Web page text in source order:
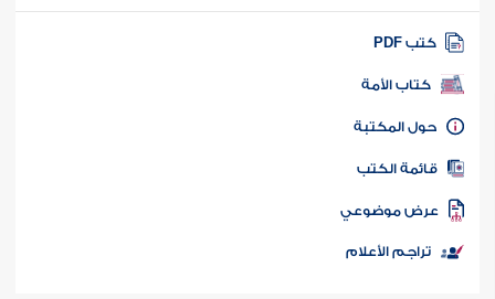
كتب PDF
كتاب الأمة
المكتبة
الكتب
موضوعي